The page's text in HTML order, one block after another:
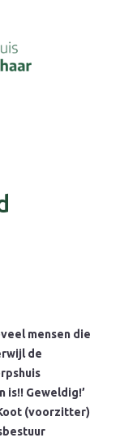
mensen die
de
is!! Geweldig!’
(voorzitter)